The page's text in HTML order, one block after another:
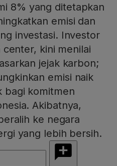
8% yang ditetapkan
emisi dan
investasi. Investor
kini menilai
jejak karbon;
emisi naik
bagi komitmen
Akibatnya,
ke negara
yang lebih bersih.